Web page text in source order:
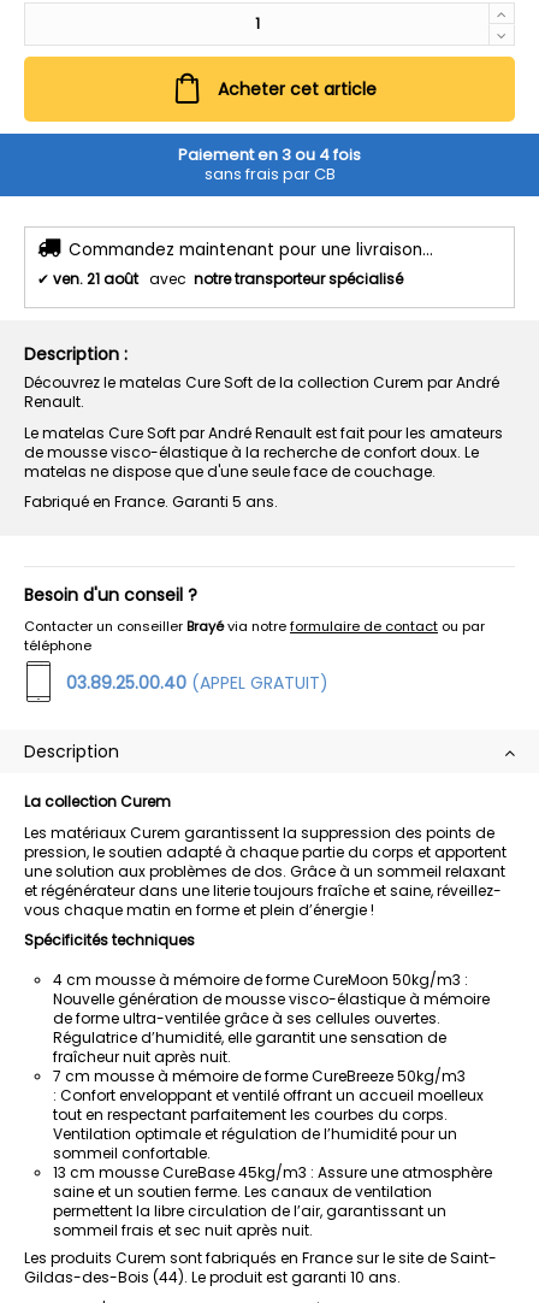
Acheter cet article
Paiement en 3 ou 4 fois
sans frais par CB
Commandez maintenant pour une livraison...
✔ ven. 21 août avec notre transporteur spécialisé
Description :
Découvrez le matelas Cure Soft de la collection Curem par André
Renault.
Le matelas Cure Soft par André Renault est fait pour les amateurs
de mousse visco-élastique à la recherche de confort doux. Le
matelas ne dispose que d'une seule face de couchage.
Fabriqué en France. Garanti 5 ans.
Besoin d'un conseil ?
Contacter un conseillerBrayévia notreformulaire de contact ou par
téléphone
03.89.25.00.40 (APPEL GRATUIT)
Description
La collection Curem
Les matériaux Curem garantissent la suppression des points de
pression, le soutien adapté à chaque partie du corps et apportent
une solution aux problèmes de dos. Grâce à un sommeil relaxant
et régénérateur dans une literie toujours fraîche et saine, réveillez-
vous chaque matin en forme et plein d’énergie !
Spécificités techniques
4 cm mousse à mémoire de forme CureMoon 50kg/m3 :
Nouvelle génération de mousse visco-élastique à mémoire
de forme ultra-ventilée grâce à ses cellules ouvertes.
Régulatrice d’humidité, elle garantit une sensation de
fraîcheur nuit après nuit.
7 cm mousse à mémoire de forme CureBreeze 50kg/m3
: Confort enveloppant et ventilé offrant un accueil moelleux
tout en respectant parfaitement les courbes du corps.
Ventilation optimale et régulation de l’humidité pour un
sommeil confortable.
13 cm mousse CureBase 45kg/m3 : Assure une atmosphère
saine et un soutien ferme. Les canaux de ventilation
permettent la libre circulation de l’air, garantissant un
sommeil frais et sec nuit après nuit.
Les produits Curem sont fabriqués en France sur le site de Saint-
Gildas-des-Bois (44). Le produit est garanti 10 ans.